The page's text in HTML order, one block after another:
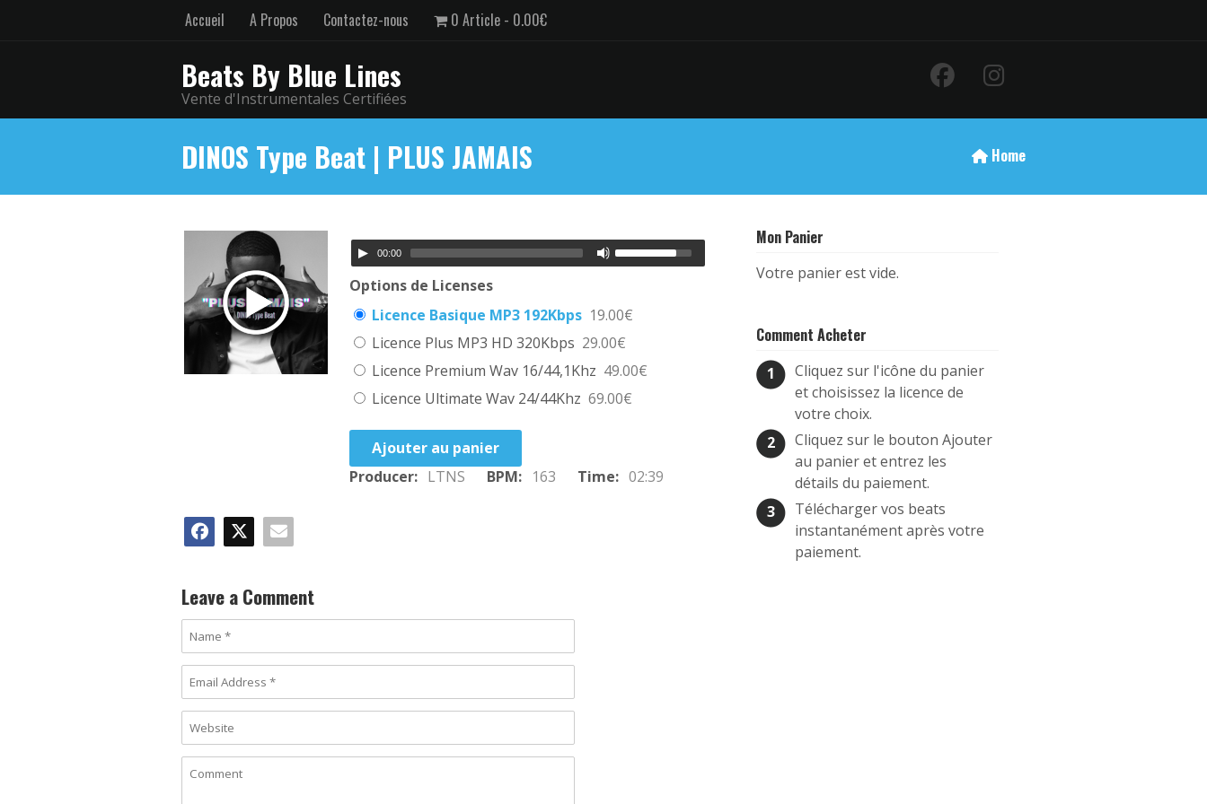
Accueil A Propos Contactez-nous 0 Article 0.00€
Beats By Blue Lines
Vente d'Instrumentales Certifiées
DINOS Type Beat | PLUS JAMAIS Home
00:00
Options de Licenses
Licence Basique MP3 192Kbps 19.00€
Licence Plus MP3 HD 320Kbps 29.00€
Licence Premium Wav 16/44,1Khz 49.00€
Licence Ultimate Wav 24/44Khz 69.00€
Ajouter au panier
Producer: LTNS BPM: 163 Time: 02:39
Leave a Comment
Mon Panier
Votre panier est vide.
Comment Acheter
1
Cliquez sur l'icône du panier
et choisissez la licence de
votre choix.
2
Cliquez sur le bouton Ajouter
au panier et entrez les
détails du paiement.
3
Télécharger vos beats
instantanément après votre
paiement.